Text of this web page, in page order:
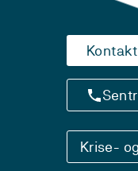
Krise-